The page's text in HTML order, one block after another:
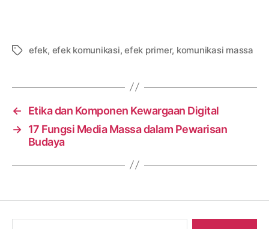
Tagsefek, efek komunikasi,efek primer, komunikasi massa
←
Etika dan Komponen Kewargaan Digital
→ 17 Fungsi Media Massa dalam Pewarisan
Budaya